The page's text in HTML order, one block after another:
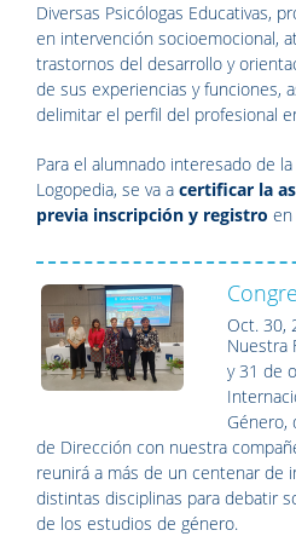
Diversas Psicólogas Educativas,
en intervención socioemocional,
trastornos del desarrollo y
de sus experiencias y funciones,
delimitar el perfil del profesional
Para el alumnado interesado de
Logopedia, se va a certificar la
previa inscripción y registro en
Oct. 30,
Nuestra
y 31 de
Género,
de Dirección con nuestra
reunirá a más de un centenar de
distintas disciplinas para debatir
de los estudios de género.